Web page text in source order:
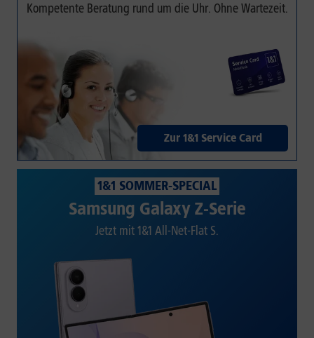
Kompetente Beratung rund um die Uhr. Ohne Wartezeit.
Zur 1&1 Service Card
1&1 SOMMER-SPECIAL
Samsung Galaxy Z-Serie
Jetzt mit 1&1 All-Net-Flat S.